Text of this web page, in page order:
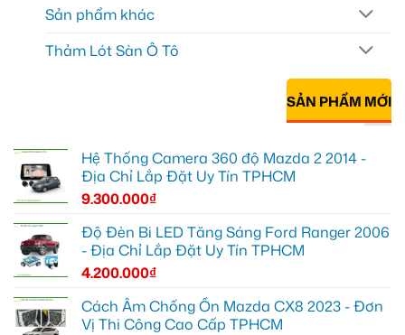
Sản phẩm khác
Thảm Lót Sàn Ô Tô
SẢN PHẨM MỚI
Hệ Thống Camera 360 độ Mazda 2 2014 -
Địa Chỉ Lắp Đặt Uy Tín TPHCM
9.300.000₫
Độ Đèn Bi LED Tăng Sáng Ford Ranger 2006
- Địa Chỉ Lắp Đặt Uy Tín TPHCM
4.200.000₫
Cách Âm Chống Ồn Mazda CX8 2023 - Đơn
Vị Thi Công Cao Cấp TPHCM